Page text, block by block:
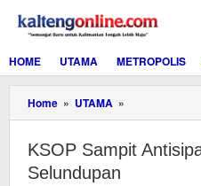
konten
HOME
UTAMA METROPOLIS
Home » UTAMA »
Sampit
Penumpang
KSOP Sampit
Selundupan